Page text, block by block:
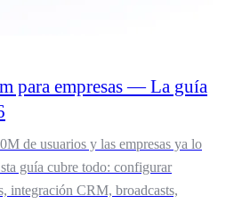
para empresas — La guía
de usuarios y las empresas ya lo
guía cubre todo: configurar
integración CRM, broadcasts,